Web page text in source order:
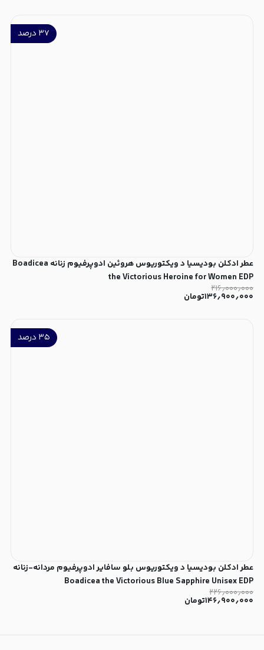
۳۷ درصد
عطر ادکلن بودیسیا د ویکتوریوس هروئین ادوپرفیوم زنانه Boadicea
the Victorious Heroine for Women EDP
۲۱۶٫۰۰۰٫۰۰۰
۱۳۶٫۹۰۰٫۰۰۰تومان
۳۵ درصد
عطر ادکلن بودیسیا د ویکتوریوس بلو سافایر ادوپرفیوم مردانه-زنانه
Boadicea the Victorious Blue Sapphire Unisex EDP
۲۲۶٫۰۰۰٫۰۰۰
۱۴۶٫۹۰۰٫۰۰۰تومان